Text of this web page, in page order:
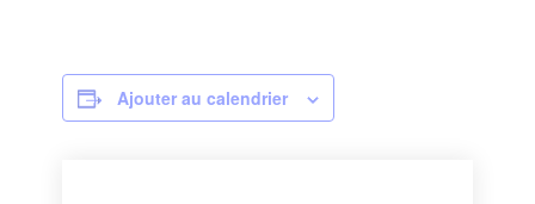
Ajouter au calendrier